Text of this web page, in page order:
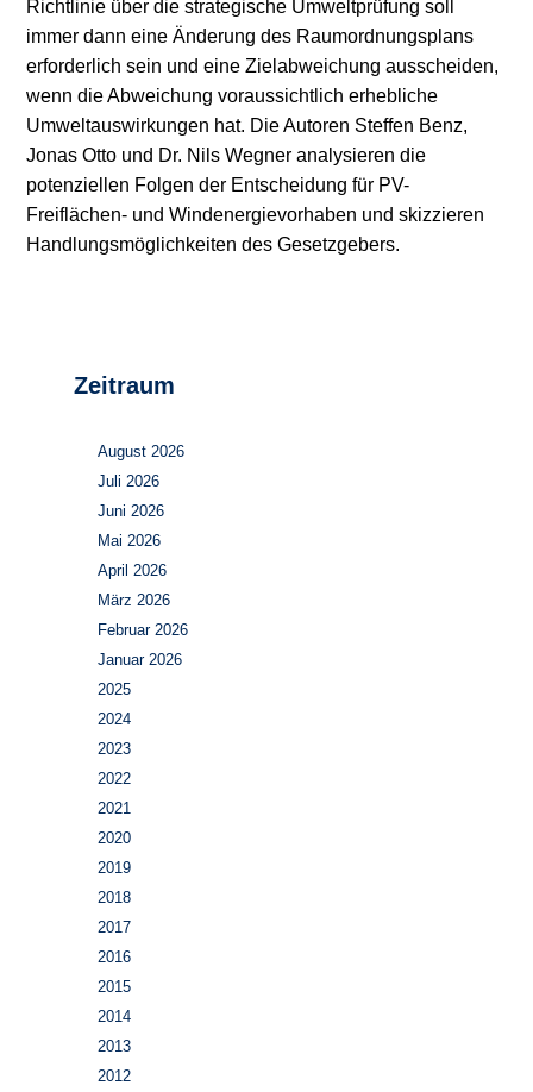
Richtlinie über die strategische Umweltprüfung soll
immer dann eine Änderung des Raumordnungsplans
erforderlich sein und eine Zielabweichung ausscheiden,
wenn die Abweichung voraussichtlich erhebliche
Umweltauswirkungen hat. Die Autoren Steffen Benz,
Jonas Otto und Dr. Nils Wegner analysieren die
potenziellen Folgen der Entscheidung für PV-
Freiflächen- und Windenergievorhaben und skizzieren
Handlungsmöglichkeiten des Gesetzgebers.
Zeitraum
August 2026
Juli 2026
Juni 2026
Mai 2026
April 2026
März 2026
Februar 2026
Januar 2026
2025
2024
2023
2022
2021
2020
2019
2018
2017
2016
2015
2014
2013
2012